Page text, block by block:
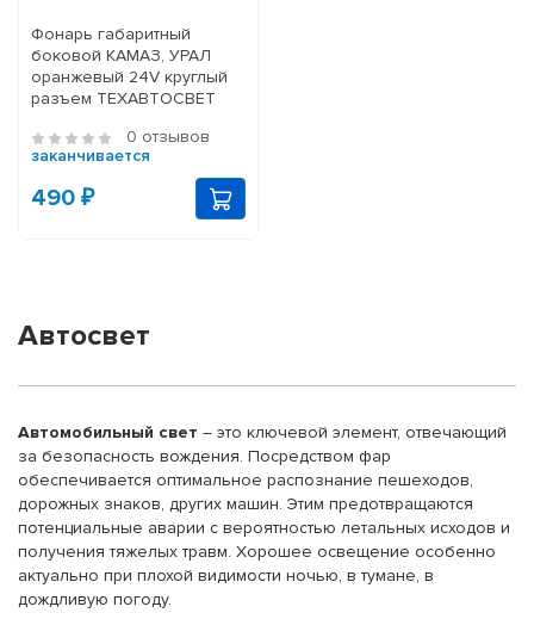
Фонарь габаритный
боковой КАМАЗ, УРАЛ
оранжевый 24V круглый
разъем ТЕХАВТОСВЕТ
0 отзывов
заканчивается
490 ₽
Автосвет
Автомобильный свет – это ключевой элемент, отвечающий
за безопасность вождения. Посредством фар
обеспечивается оптимальное распознание пешеходов,
дорожных знаков, других машин. Этим предотвращаются
потенциальные аварии с вероятностью летальных исходов и
получения тяжелых травм. Хорошее освещение особенно
актуально при плохой видимости ночью, в тумане, в
дождливую погоду.